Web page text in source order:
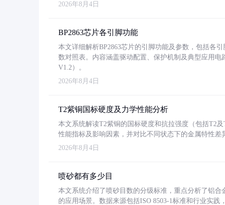
2026年8月4日
BP2863芯片各引脚功能
本文详细解析BP2863芯片的引脚功能及参数，包括各
数对照表。内容涵盖驱动配置、保护机制及典型应用
V1.2）。
2026年8月4日
T2紫铜国标硬度及力学性能分析
本文系统解读T2紫铜的国标硬度和抗拉强度（包括T2
性能指标及影响因素，并对比不同状态下的金属特性差
2026年8月4日
喷砂都有多少目
本文系统介绍了喷砂目数的分级标准，重点分析了铝合
的应用场景。数据来源包括ISO 8503-1标准和行业实践